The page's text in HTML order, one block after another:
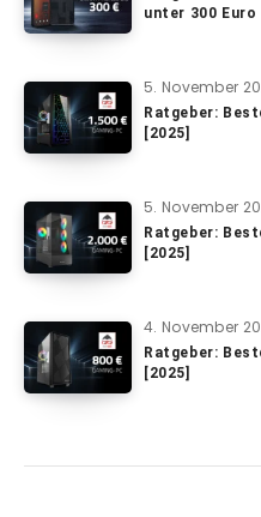
unter 300 Euro
5. November
Ratgeber:
[2025]
5. November
Ratgeber:
[2025]
4. November
Ratgeber:
[2025]